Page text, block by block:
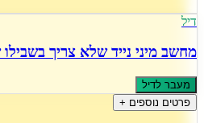
דיל
מחשב מיני נייד שלא צריך
מעבר לדיל
פרטים נוספים +